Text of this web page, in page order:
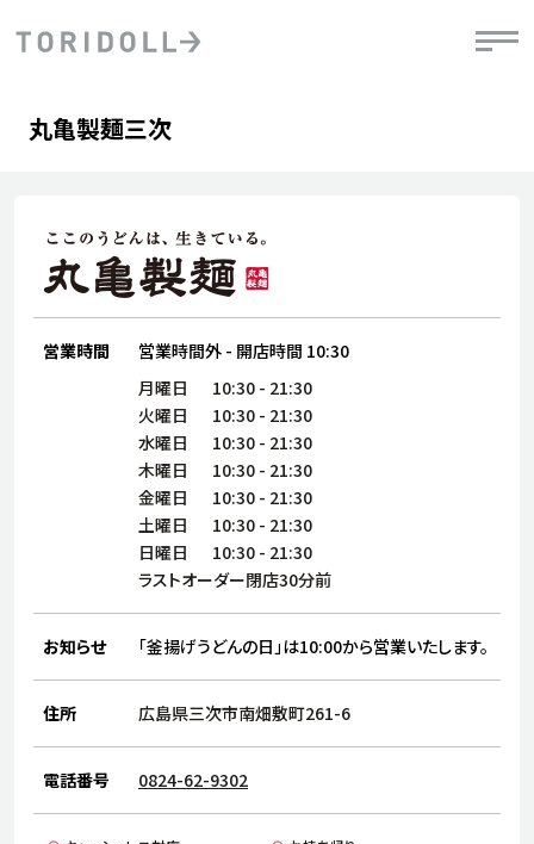
会社情報
株主・投資家情報
サステナビリティ
ブランド
店舗検索
店舗一覧
採用情報
よくある質問・お問い合わせ
日本語 English
デジタルトランス
フォーメーション戦略
DXビジョン2028
粟田社長が語る
トリドールのサステナビリティ
ステークホルダーとの
丸亀製麺三次
営業時間 営業時間外 - 開店時間 10:30
月曜日 10:30 - 21:30
火曜日
10:30 - 21:30
水曜日
10:30 - 21:30
木曜日
10:30 - 21:30
金曜日
10:30 - 21:30
土曜日
10:30 - 21:30
日曜日
10:30 - 21:30
ラストオーダー閉店30分前
お知らせ 「釜揚げうどんの日」は10:00から営業いたします。
住所 広島県三次市南畑敷町261-6
電話番号 0824-62-9302